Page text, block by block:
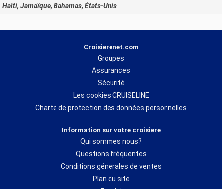
Haïti, Jamaïque, Bahamas, États-Unis
Croisierenet.com
Groupes
Assurances
Sécurité
Les cookies CRUISELINE
Charte de protection des données personnelles
Information sur votre croisiere
Qui sommes nous?
Questions fréquentes
Conditions générales de ventes
Plan du site